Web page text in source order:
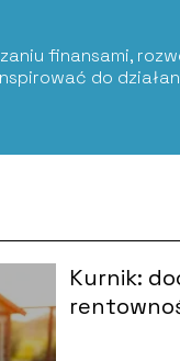
finansami,
do
Kurnik: